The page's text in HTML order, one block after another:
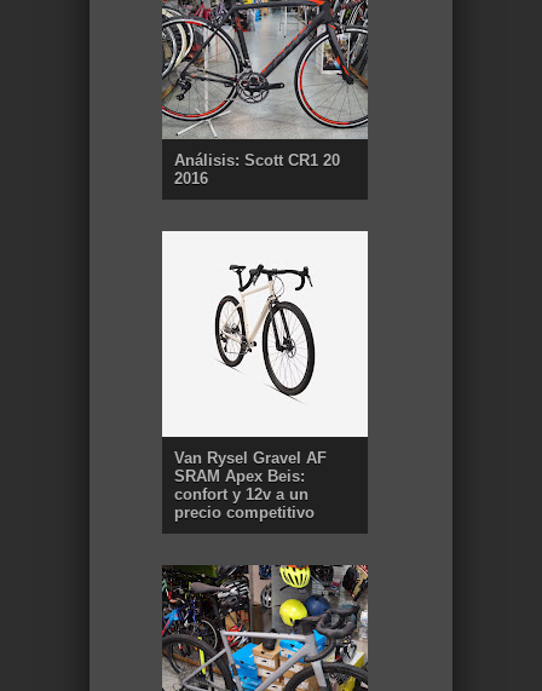
Análisis: Scott CR1 20
2016
Van Rysel Gravel AF
SRAM Apex Beis:
confort y 12v a un
precio competitivo